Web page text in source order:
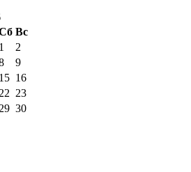
Вс
1
2
9
15 16
22 23
29 30